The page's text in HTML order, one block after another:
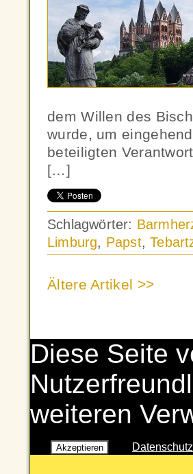
dem Willen des
wurde, um
beteiligten
[…]
Schlagwörter:
Limburg, Papst,
Ältere Artikel >>
Diese Seite
weiteren
Akzeptieren